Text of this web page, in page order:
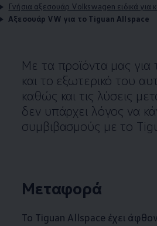
Γνήσια αξεσουάρ Volkswagen ειδικά για
Αξεσουάρ VW για το Tiguan Allspace
Με τα προϊόντα μας για
και το εξωτερικό του
καθώς και τις λύσεις
δεν υπάρχει λόγος να
συμβιβασμούς με το
Μεταφορά
Το Tiguan Allspace έχει